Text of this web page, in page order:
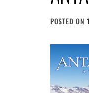
POSTED ON